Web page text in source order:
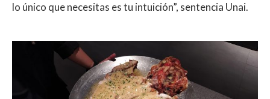
lo único que necesitas es tu intuición”, sentencia Unai.